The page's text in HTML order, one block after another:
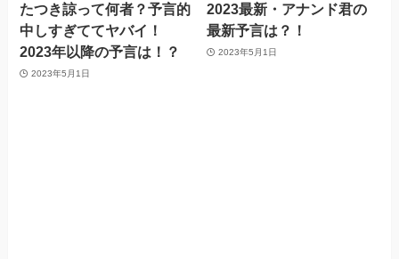
たつき諒って何者？予言的
中しすぎててヤバイ！
2023年以降の予言は！？
2023年5月1日
2023最新・アナンド君の
最新予言は？！
2023年5月1日